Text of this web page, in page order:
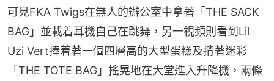
可見FKA Twigs在無人的辦公室中拿著「THE SACK
BAG」並載着耳機自己在跳舞，另一視頻則看到Lil
Uzi Vert捧着著一個四層高的大型蛋糕及揹著迷彩
「THE TOTE BAG」搖晃地在大堂進入升降機，兩條